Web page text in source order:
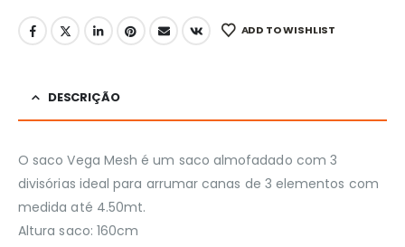
ADD TO WISHLIST
DESCRIÇÃO
O saco Vega Mesh é um saco almofadado com 3
divisórias ideal para arrumar canas de 3 elementos com
medida até 4.50mt.
Altura saco: 160cm